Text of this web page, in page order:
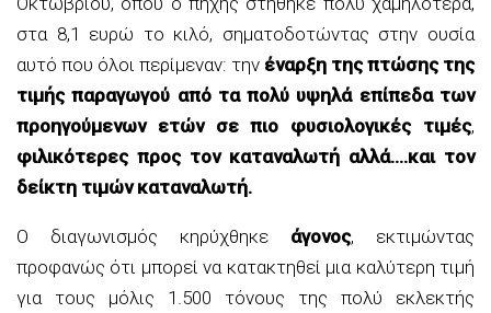
στα 8,1 ευρώ το κιλό, σηματοδοτώντας στην ουσία
αυτό που όλοι περίμεναν: την έναρξη της πτώσης της
τιμής παραγωγού από τα πολύ υψηλά επίπεδα των
προηγούμενων ετών σε πιο φυσιολογικές τιμές,
φιλικότερες προς τον καταναλωτή αλλά….και τον
δείκτη τιμών καταναλωτή.
Ο διαγωνισμός κηρύχθηκε άγονος, εκτιμώντας
προφανώς ότι μπορεί να κατακτηθεί μια καλύτερη τιμή
για τους μόλις 1.500 τόνους της πολύ εκλεκτής